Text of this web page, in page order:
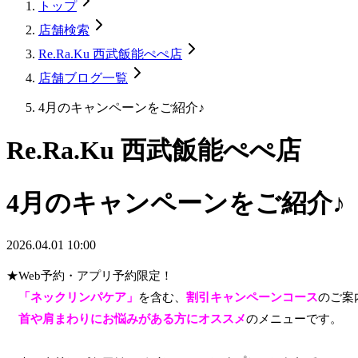
トップ
店舗検索
Re.Ra.Ku 西武飯能ぺぺ店
店舗ブログ一覧
4月のキャンペーンをご紹介♪
Re.Ra.Ku 西武飯能ぺぺ店
4月のキャンペーンをご紹介♪
2026.04.01 10:00
★Web予約・アプリ予約限定！
「ネックリンパケア」
を含む、 割引キャンペーンコースのご案
首や肩まわりにお悩みがある方にオススメのメニューです。